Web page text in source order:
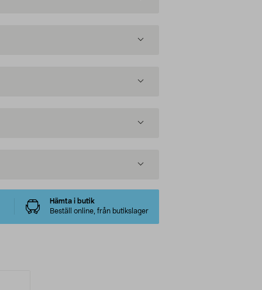
Hämta i butik
Beställ online, från butikslager